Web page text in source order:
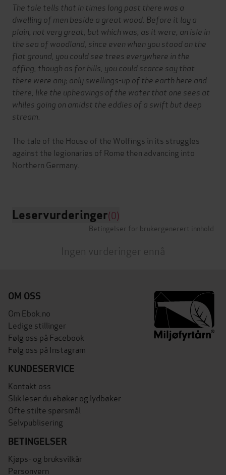
The tale tells that in times long past there was a
dwelling of men beside a great wood. Before it lay a
plain, not very great, but which was, as it were, an isle in
the sea of woodland, since even when you stood on the
flat ground, you could see trees everywhere in the
offing, though as for hills, you could scarce say that
there were any; only swellings-up of the earth here and
there, like the upheavings of the water that one sees at
whiles going on amidst the eddies of a swift but deep
stream.
The tale of the House of the Wolfings in its struggles
against the legionaries of Rome then advancing into
Northern Germany.
Leservurderinger(0)
Betingelser for brukergenerert innhold
Ingen vurderinger ennå
OM OSS
Om Ebok.no
Ledige stillinger
Følg oss på Facebook
Følg oss på Instagram
KUNDESERVICE
Kontakt oss
Slik leser du ebøker og lydbøker
Ofte stilte spørsmål
Selvpublisering
BETINGELSER
Kjøps- og bruksvilkår
Personvern